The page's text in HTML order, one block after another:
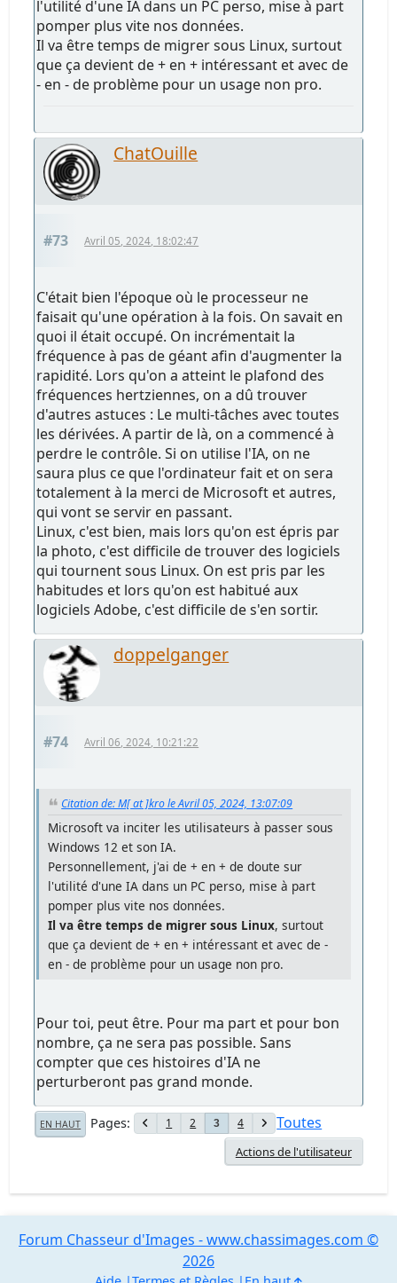
l'utilité d'une IA dans un PC perso, mise à part
pomper plus vite nos données.
Il va être temps de migrer sous Linux, surtout
que ça devient de + en + intéressant et avec de
- en - de problème pour un usage non pro.
ChatOuille
#73 Avril 05, 2024, 18:02:47
C'était bien l'époque où le processeur ne
faisait qu'une opération à la fois. On savait en
quoi il était occupé. On incrémentait la
fréquence à pas de géant afin d'augmenter la
rapidité. Lors qu'on a atteint le plafond des
fréquences hertziennes, on a dû trouver
d'autres astuces : Le multi-tâches avec toutes
les dérivées. A partir de là, on a commencé à
perdre le contrôle. Si on utilise l'IA, on ne
saura plus ce que l'ordinateur fait et on sera
totalement à la merci de Microsoft et autres,
qui vont se servir en passant.
Linux, c'est bien, mais lors qu'on est épris par
la photo, c'est difficile de trouver des logiciels
qui tournent sous Linux. On est pris par les
habitudes et lors qu'on est habitué aux
logiciels Adobe, c'est difficile de s'en sortir.
doppelganger
#74 Avril 06, 2024, 10:21:22
Citation de: M[ at ]kro le Avril 05, 2024, 13:07:09
Microsoft va inciter les utilisateurs à passer sous
Windows 12 et son IA.
Personnellement, j'ai de + en + de doute sur
l'utilité d'une IA dans un PC perso, mise à part
pomper plus vite nos données.
Il va être temps de migrer sous Linux, surtout
que ça devient de + en + intéressant et avec de -
en - de problème pour un usage non pro.
Pour toi, peut être. Pour ma part et pour bon
nombre, ça ne sera pas possible. Sans
compter que ces histoires d'IA ne
perturberont pas grand monde.
EN HAUT Pages 1 2 3 4 Toutes
Actions de l'utilisateur
Forum Chasseur d'Images - www.chassimages.com ©
2026